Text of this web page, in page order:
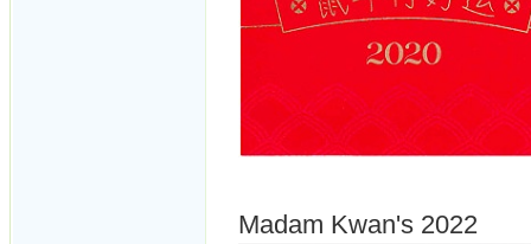
Madam Kwan's 2022